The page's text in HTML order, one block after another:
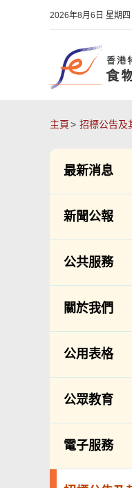
2026年8月6日 星期四
主頁 招標公告及
最新消息
新聞公報
公共服務
潔淨服務
公眾街市
墳場及火
食物安全
私營骨灰
關於我們
組織結構
服務承諾
公用表格
公眾教育
電子服務
網上付款